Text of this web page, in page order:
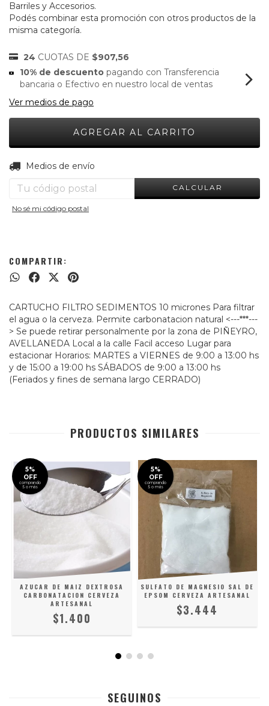
Barriles y Accesorios.
Podés combinar esta promoción con otros productos de la
misma categoría.
24 CUOTAS DE $907,56
10% de descuento pagando con Transferencia
bancaria o Efectivo en nuestro local de ventas
Ver medios de pago
Entregas para el CP:
Medios de envío
CALCULAR
No sé mi código postal
COMPARTIR:
CARTUCHO FILTRO SEDIMENTOS 10 micrones Para filtrar
el agua o la cerveza. Permite carbonatacion natural <---***---
> Se puede retirar personalmente por la zona de PIÑEYRO,
AVELLANEDA Local a la calle Facil acceso Lugar para
estacionar Horarios: MARTES a VIERNES de 9:00 a 13:00 hs
y de 15:00 a 19:00 hs SÁBADOS de 9:00 a 13:00 hs
(Feriados y fines de semana largo CERRADO)
PRODUCTOS SIMILARES
5%
OFF
comprando
5 o más
AZUCAR DE MAIZ DEXTROSA
CARBONATACION CERVEZA
ARTESANAL
$1.400
5%
OFF
comprando
5 o más
SULFATO DE MAGNESIO SAL DE
EPSOM CERVEZA ARTESANAL
$3.444
SEGUINOS